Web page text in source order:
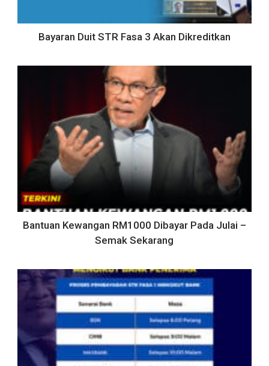
Bayaran Duit STR Fasa 3 Akan Dikreditkan
Bantuan Kewangan RM1000 Dibayar Pada Julai –
Semak Sekarang